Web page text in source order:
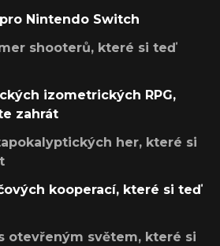
Nintendo Switch
shooterů, které si teď
izometrických RPG,
zahrát
her, které si
kooperací, které si teď
otevřeným světem, které si